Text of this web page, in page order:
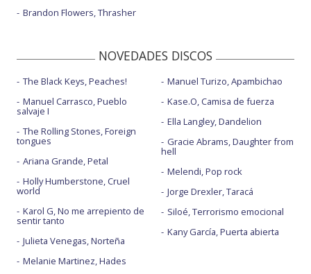
Brandon Flowers, Thrasher
NOVEDADES DISCOS
The Black Keys, Peaches!
Manuel Carrasco, Pueblo
salvaje I
The Rolling Stones, Foreign
tongues
Ariana Grande, Petal
Holly Humberstone, Cruel
world
Karol G, No me arrepiento de
sentir tanto
Julieta Venegas, Norteña
Melanie Martinez, Hades
Manuel Turizo, Apambichao
Kase.O, Camisa de fuerza
Ella Langley, Dandelion
Gracie Abrams, Daughter from
hell
Melendi, Pop rock
Jorge Drexler, Taracá
Siloé, Terrorismo emocional
Kany García, Puerta abierta